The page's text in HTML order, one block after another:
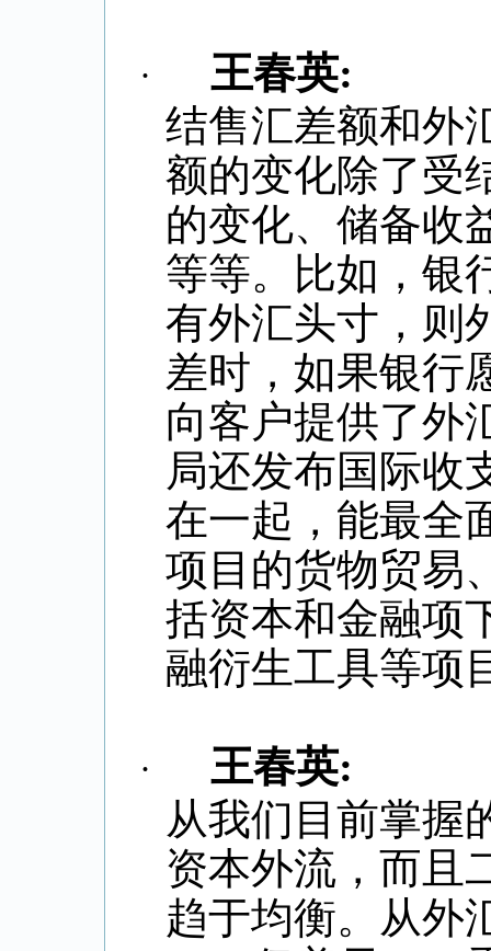
· 王春英:
结售汇差额和外
额的变化除了受
的变化、储备收
等等。比如，银
有外汇头寸，则
差时，如果银行
向客户提供了外
局还发布国际收
在一起，能最全
项目的货物贸易
括资本和金融项
融衍生工具等项
· 王春英:
从我们目前掌握
资本外流，而且
趋于均衡。从外